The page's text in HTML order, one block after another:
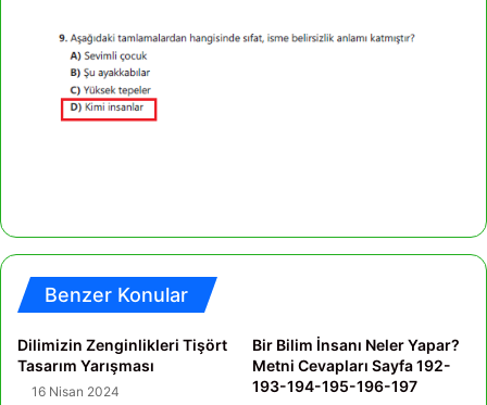
Benzer Konular
Dilimizin Zenginlikleri Tişört
Tasarım Yarışması
16 Nisan 2024
Bir Bilim İnsanı Neler Yapar?
Metni Cevapları Sayfa 192-
193-194-195-196-197